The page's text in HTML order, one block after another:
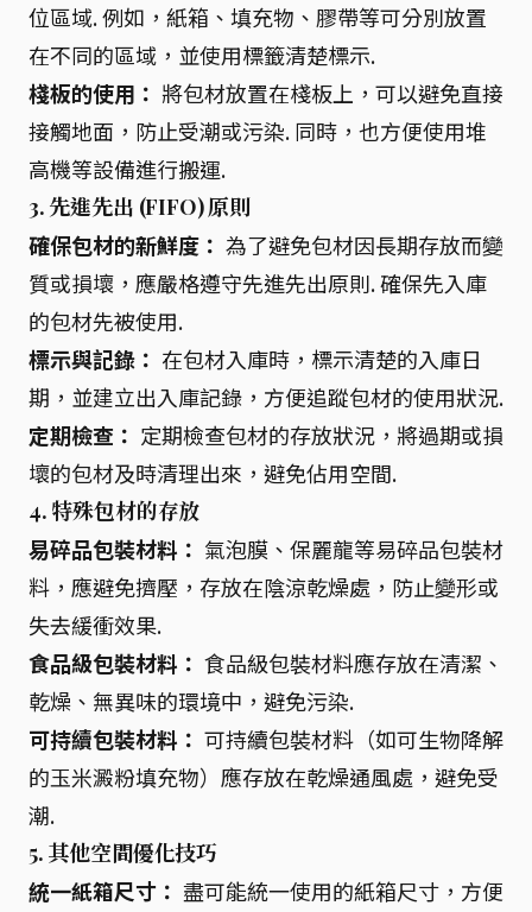
位區域. 例如，紙箱、填充物、膠帶等可分別放置
在不同的區域，並使用標籤清楚標示.
棧板的使用： 將包材放置在棧板上，可以避免直接
接觸地面，防止受潮或污染. 同時，也方便使用堆
高機等設備進行搬運.
3. 先進先出 (FIFO) 原則
確保包材的新鮮度： 為了避免包材因長期存放而變
質或損壞，應嚴格遵守先進先出原則. 確保先入庫
的包材先被使用.
標示與記錄： 在包材入庫時，標示清楚的入庫日
期，並建立出入庫記錄，方便追蹤包材的使用狀況.
定期檢查： 定期檢查包材的存放狀況，將過期或損
壞的包材及時清理出來，避免佔用空間.
4. 特殊包材的存放
易碎品包裝材料： 氣泡膜、保麗龍等易碎品包裝材
料，應避免擠壓，存放在陰涼乾燥處，防止變形或
失去緩衝效果.
食品級包裝材料： 食品級包裝材料應存放在清潔、
乾燥、無異味的環境中，避免污染.
可持續包裝材料： 可持續包裝材料（如可生物降解
的玉米澱粉填充物）應存放在乾燥通風處，避免受
潮.
5. 其他空間優化技巧
統一紙箱尺寸： 盡可能統一使用的紙箱尺寸，方便